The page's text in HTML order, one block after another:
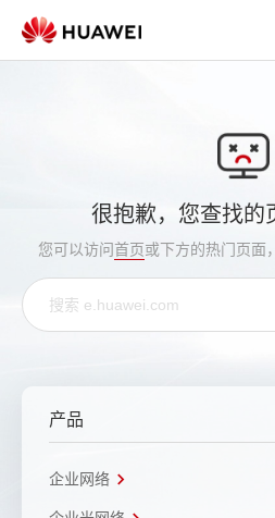
很抱歉，您查找的
您可以访问首页或下方的热门页面
产品
企业网络